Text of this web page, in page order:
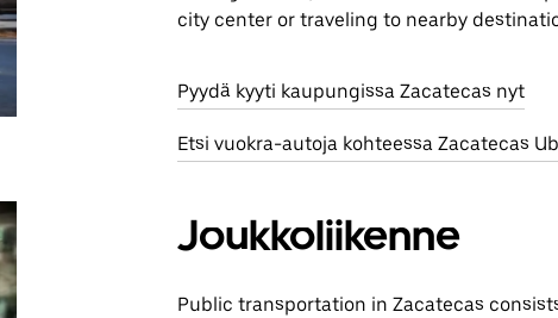
city center or traveling to nearby
Pyydä kyyti kaupungissa Zacatecas nyt
Etsi vuokra-autoja kohteessa Zacatecas
Joukkoliikenne
Public transportation in Zacatecas